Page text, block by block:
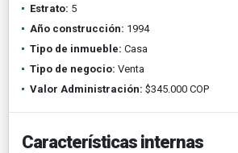
Estrato: 5
Año construcción: 1994
Tipo de inmueble: Casa
Tipo de negocio: Venta
Valor Administración: $345.000 COP
Características internas